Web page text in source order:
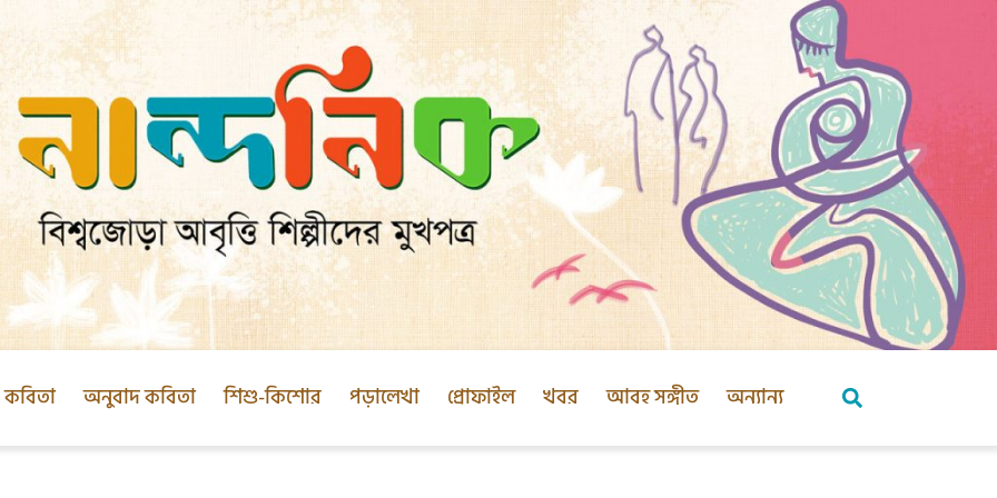
কবিতা অনুবাদ কবিতা শিশু-কিশোর পড়ালেখা প্রোফাইল খবর আবহ সঙ্গীত অন্যান্য